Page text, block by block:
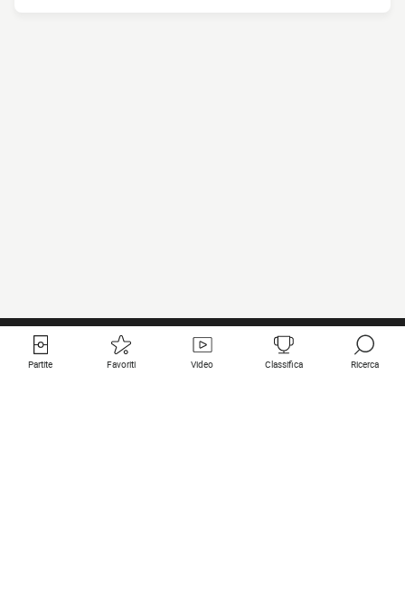
Partite Favoriti Video Classifica Ricerca